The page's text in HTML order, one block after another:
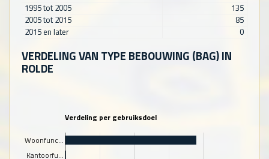
1995 tot 2005
135
2005 tot 2015
85
2015 en later
0
VERDELING VAN TYPE BEBOUWING (BAG) IN
ROLDE
Verdeling per gebruiksdoel
Woonfunc…
Kantoorfu…